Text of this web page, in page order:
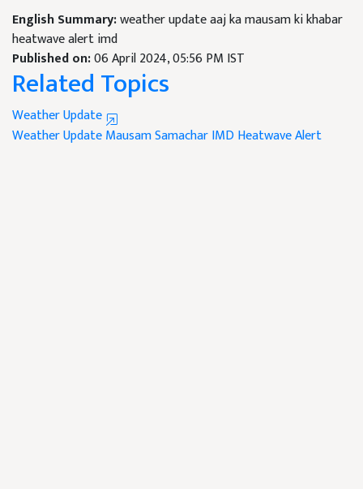
English Summary:weather update aaj ka mausam ki khabar
heatwave alert imd
Published on:06 April 2024, 05:56 PM IST
Related Topics
Weather Update
Weather UpdateMausam SamacharIMDHeatwave Alert